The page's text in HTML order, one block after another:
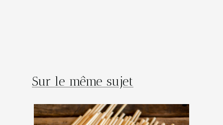
Sur le même sujet